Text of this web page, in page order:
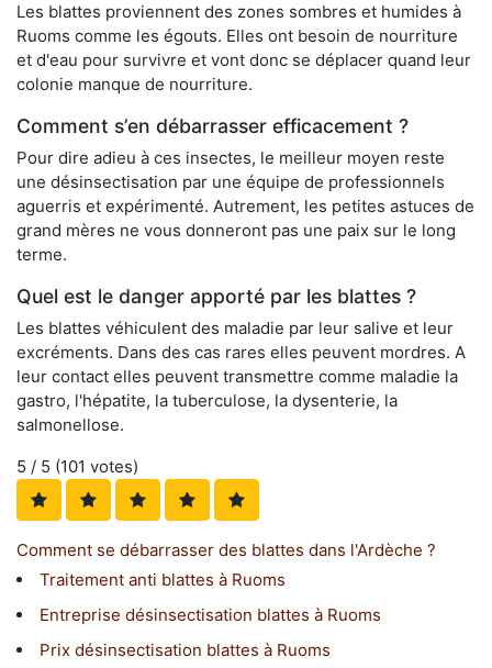
Les blattes proviennent des zones sombres et humides à
Ruoms comme les égouts. Elles ont besoin de nourriture
et d'eau pour survivre et vont donc se déplacer quand leur
colonie manque de nourriture.
Comment s’en débarrasser efficacement ?
Pour dire adieu à ces insectes, le meilleur moyen reste
une désinsectisation par une équipe de professionnels
aguerris et expérimenté. Autrement, les petites astuces de
grand mères ne vous donneront pas une paix sur le long
terme.
Quel est le danger apporté par les blattes ?
Les blattes véhiculent des maladie par leur salive et leur
excréments. Dans des cas rares elles peuvent mordres. A
leur contact elles peuvent transmettre comme maladie la
gastro, l'hépatite, la tuberculose, la dysenterie, la
salmonellose.
5 / 5 (101 votes)
Comment se débarrasser des blattes dans l'Ardèche ?
Traitement anti blattes à Ruoms
Entreprise désinsectisation blattes à Ruoms
Prix désinsectisation blattes à Ruoms